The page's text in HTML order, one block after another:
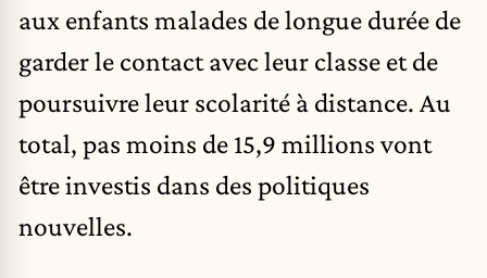
aux enfants malades de longue durée de
garder le contact avec leur classe et de
poursuivre leur scolarité à distance. Au
total, pas moins de 15,9 millions vont
être investis dans des politiques
nouvelles.